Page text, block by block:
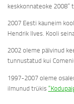
keskkonnateoke 2008”
2007 Eesti kauneim
Hendrik Ilves. Kooli
2002 oleme pälvinud
tunnustatud kui
1997-2007 oleme
ilmunud trükis